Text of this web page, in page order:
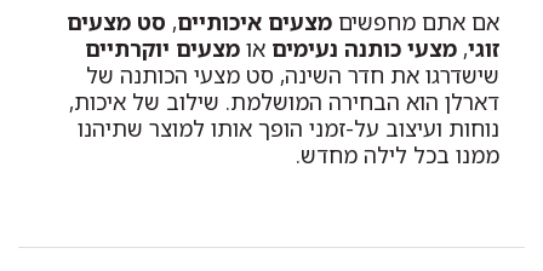
אם אתם מחפשים מצעים איכותיים, סט מצעים
זוגי, מצעי כותנה נעימים או מצעים יוקרתיים
שישדרגו את חדר השינה, סט מצעי הכותנה של
דארלן הוא הבחירה המושלמת. שילוב של איכות,
נוחות ועיצוב על-זמני הופך אותו למוצר שתיהנו
ממנו בכל לילה מחדש.